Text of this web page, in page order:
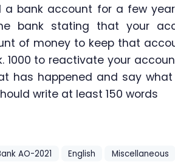
a bank account for a few
bank stating that your
of money to keep that
1000 to reactivate your
has happened and say
write at least 150 words
AO-2021 English Miscellaneous